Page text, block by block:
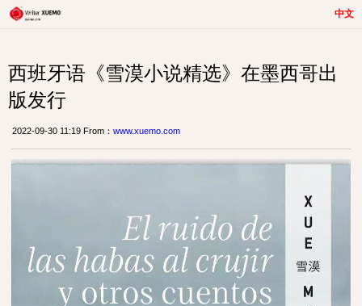
中文
西班牙语《雪漠小说精选》在墨西哥出
版发行
2022-09-30 11:19 From： www.xuemo.com